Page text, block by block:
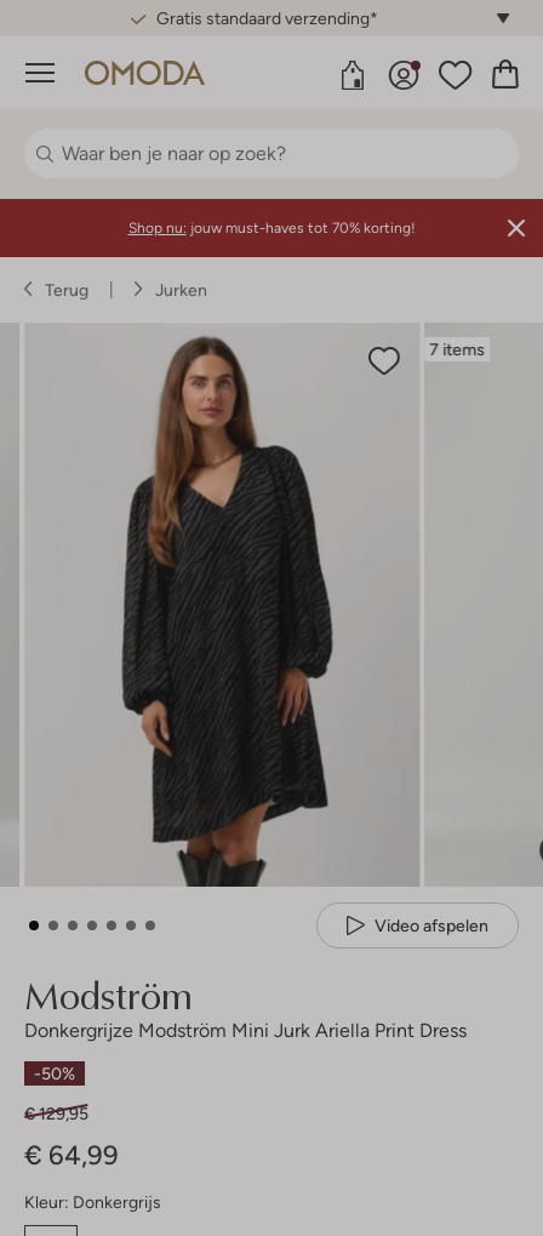
Gratis standaard verzending*
Menu
Shop nu: jouw must-haves tot 70% korting!
Terug Jurken
7 items
Video afspelen
Modström
Donkergrijze Modström Mini Jurk Ariella Print Dress
-50%
€ 129,95
€ 64,99
Kleur: Donkergrijs